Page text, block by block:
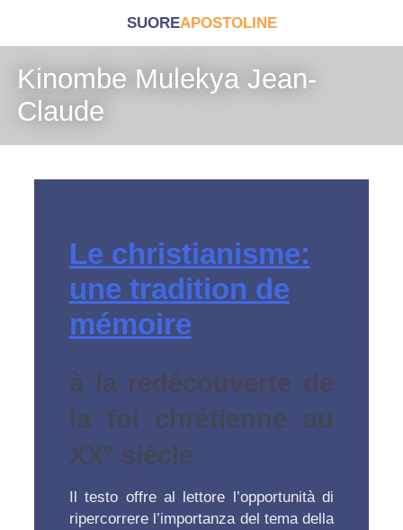
SUOREAPOSTOLINE
Kinombe Mulekya Jean-
Claude
Le christianisme:
une tradition de
mémoire
à la redécouverte de
la foi chrétienne au
XX° siècle
Il testo offre al lettore l’opportunità di
ripercorrere l’importanza del tema della